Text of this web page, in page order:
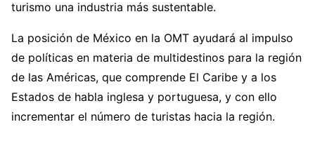
turismo una industria más sustentable.
La posición de México en la OMT ayudará al impulso
de políticas en materia de multidestinos para la región
de las Américas, que comprende El Caribe y a los
Estados de habla inglesa y portuguesa, y con ello
incrementar el número de turistas hacia la región.